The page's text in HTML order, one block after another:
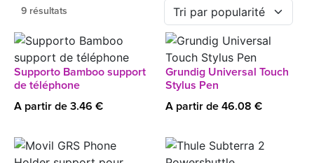
9 résultats
Supporto Bamboo support
de téléphone
A partir de 3.46 €
Grundig Universal Touch
Stylus Pen
A partir de 46.08 €